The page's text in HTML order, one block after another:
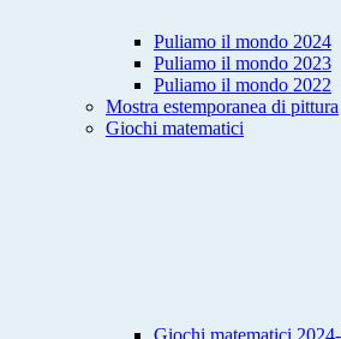
Puliamo il mondo 2024
Puliamo il mondo 2023
Puliamo il mondo 2022
Mostra estemporanea di pittura
Giochi matematici